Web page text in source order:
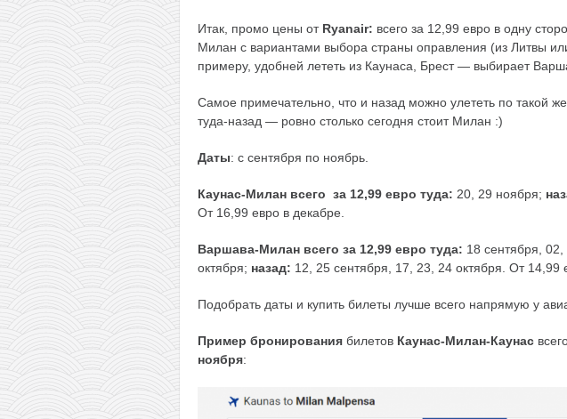
Итак, промо цены от Ryanair: всего за 12,99 евро в одну
Милан с вариантами выбора страны оправления (из Литвы
примеру, удобней лететь из Каунаса, Брест — выбирает
Самое примечательно, что и назад можно улететь по такой
туда-назад — ровно столько сегодня стоит Милан :)
Даты: с сентября по ноябрь.
Каунас-Милан всего за 12,99 евро туда: 20, 29 ноября;
От 16,99 евро в декабре.
Варшава-Милан всего за 12,99 евро туда: 18 сентября,
октября; назад: 12, 25 сентября, 17, 23, 24 октября. От 14,99
Подобрать даты и купить билеты лучше всего напрямую у
Пример бронирования билетов Каунас-Милан-Каунас
ноября: